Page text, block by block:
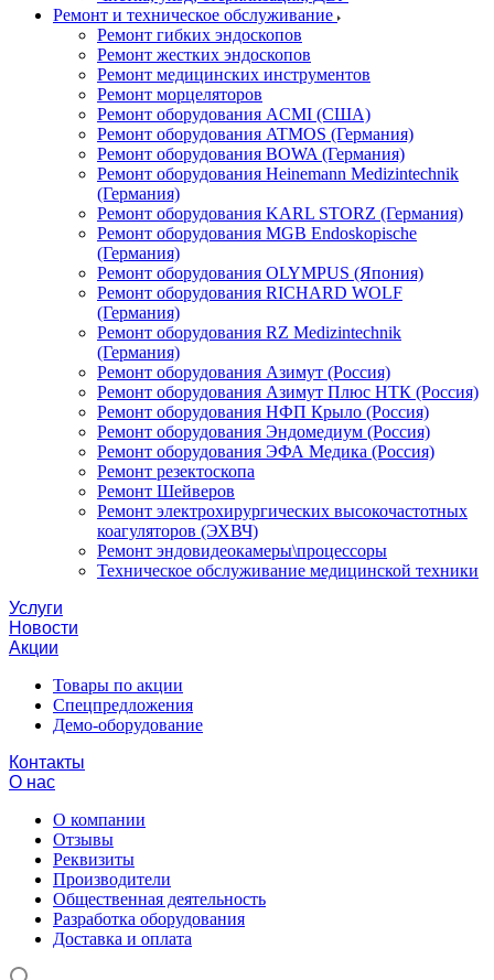
Ремонт и техническое обслуживание
Ремонт гибких эндоскопов
Ремонт жестких эндоскопов
Ремонт медицинских инструментов
Ремонт морцеляторов
Ремонт оборудования ACMI (США)
Ремонт оборудования ATMOS (Германия)
Ремонт оборудования BOWA (Германия)
Ремонт оборудования Heinemann Medizintechnik
(Германия)
Ремонт оборудования KARL STORZ (Германия)
Ремонт оборудования MGB Endoskopische
(Германия)
Ремонт оборудования OLYMPUS (Япония)
Ремонт оборудования RICHARD WOLF
(Германия)
Ремонт оборудования RZ Medizintechnik
(Германия)
Ремонт оборудования Азимут (Россия)
Ремонт оборудования Азимут Плюс НТК (Россия)
Ремонт оборудования НФП Крыло (Россия)
Ремонт оборудования Эндомедиум (Россия)
Ремонт оборудования ЭФА Медика (Россия)
Ремонт резектоскопа
Ремонт Шейверов
Ремонт электрохирургических высокочастотных
коагуляторов (ЭХВЧ)
Ремонт эндовидеокамеры\процессоры
Техническое обслуживание медицинской техники
Услуги
Новости
Акции
Товары по акции
Спецпредложения
Демо-оборудование
Контакты
О нас
О компании
Отзывы
Реквизиты
Производители
Общественная деятельность
Разработка оборудования
Доставка и оплата